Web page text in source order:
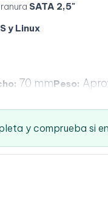
SATA 2,5"
y Linux
70 mmPeso:
y comprueba si